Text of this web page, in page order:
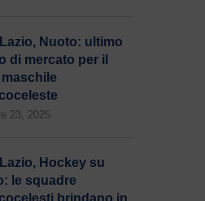
Nuoto: ultimo
di mercato per il
23, 2025
Hockey su
le squadre
brindano in